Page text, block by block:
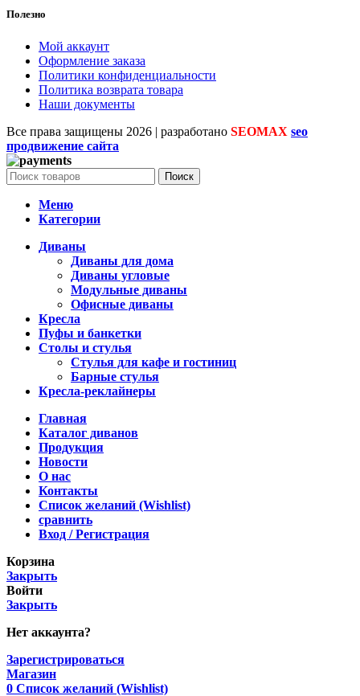
Полезно
Мой аккаунт
Оформление заказа
Политики конфиденциальности
Политика возврата товара
Наши документы
Все права защищены 2026 | разработано SEOMAX seo
продвижение сайта
Поиск
Меню
Категории
Диваны
Диваны для дома
Диваны угловые
Модульные диваны
Офисные диваны
Кресла
Пуфы и банкетки
Столы и стулья
Стулья для кафе и гостиниц
Барные стулья
Кресла-реклайнеры
Главная
Каталог диванов
Продукция
Новости
О нас
Контакты
Список желаний (Wishlist)
сравнить
Вход / Регистрация
Корзина
Закрыть
Войти
Закрыть
Нет аккаунта?
Зарегистрироваться
Магазин
0 Список желаний (Wishlist)